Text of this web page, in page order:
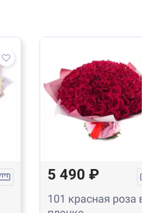
5 490 ₽
101 красная роза в